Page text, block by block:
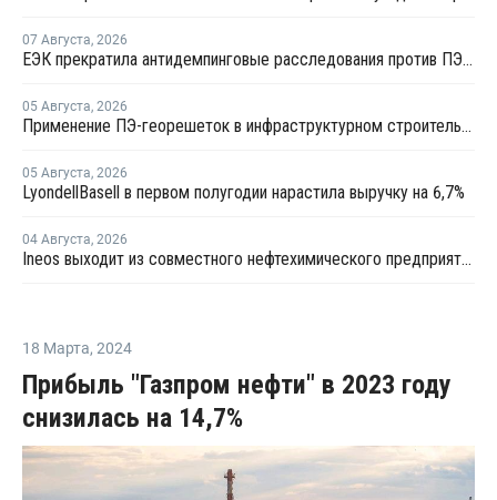
07 Августа, 2026
ЕЭК прекратила антидемпинговые расследования против ПЭ и ПП из Азербайджана и Туркменистана
05 Августа, 2026
Применение ПЭ-георешеток в инфраструктурном строительстве позволяет сократить расход щебня на 30%
05 Августа, 2026
LyondellBasell в первом полугодии нарастила выручку на 6,7%
04 Августа, 2026
Ineos выходит из совместного нефтехимического предприятия с Sinopec
18 Марта, 2024
Прибыль "Газпром нефти" в 2023 году
снизилась на 14,7%